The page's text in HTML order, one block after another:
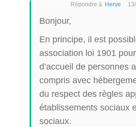
Répondre à Herve
Bonjour,
En principe, il est
association loi 1901
d’accueil de personnes
compris avec
du respect des règles
établissements sociaux
sociaux.